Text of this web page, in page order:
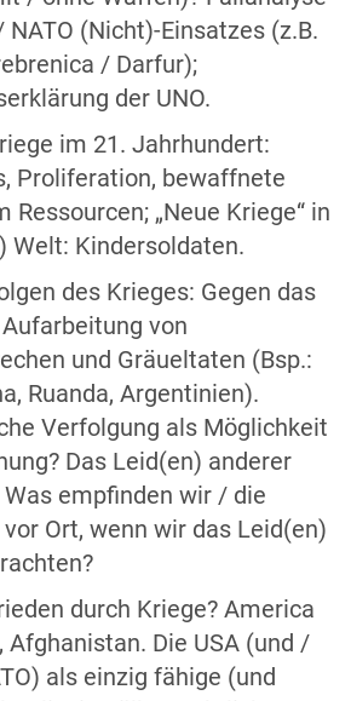
NATO (Nicht)-Einsatzes (z.B.
/ Darfur);
der UNO.
im 21. Jahrhundert:
Proliferation, bewaffnete
Ressourcen; „Neue Kriege“ in
Welt: Kindersoldaten.
des Krieges: Gegen das
von
und Gräueltaten (Bsp.:
Ruanda, Argentinien).
Verfolgung als Möglichkeit
Das Leid(en) anderer
empfinden wir / die
Ort, wenn wir das Leid(en)
durch Kriege? America
Afghanistan. Die USA (und /
als einzig fähige (und